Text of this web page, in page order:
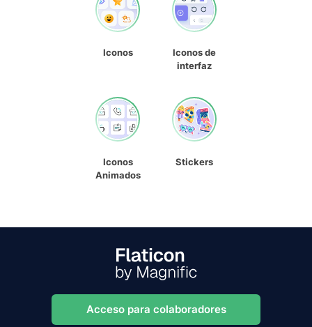
Iconos
Iconos de
interfaz
Iconos
Animados
Stickers
Acceso para colaboradores